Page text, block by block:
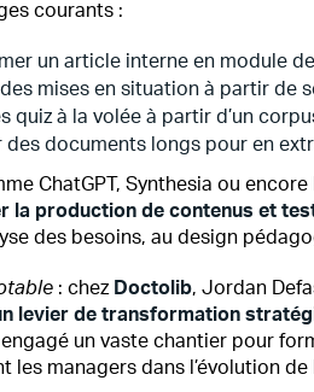
courants :
un article interne en module
mises en situation à partir de
quiz à la volée à partir d’un
des documents longs pour en
ChatGPT, Synthesia ou
la production de contenus et
des besoins, au design
: chez Doctolib, Jordan
levier de transformation
engagé un vaste chantier pour
les managers dans l’évolution